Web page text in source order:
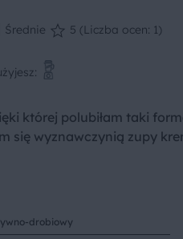
Średnie 5 (Liczba ocen: 1)
której polubiłam taki
się wyznawczynią zupy
drobiowy